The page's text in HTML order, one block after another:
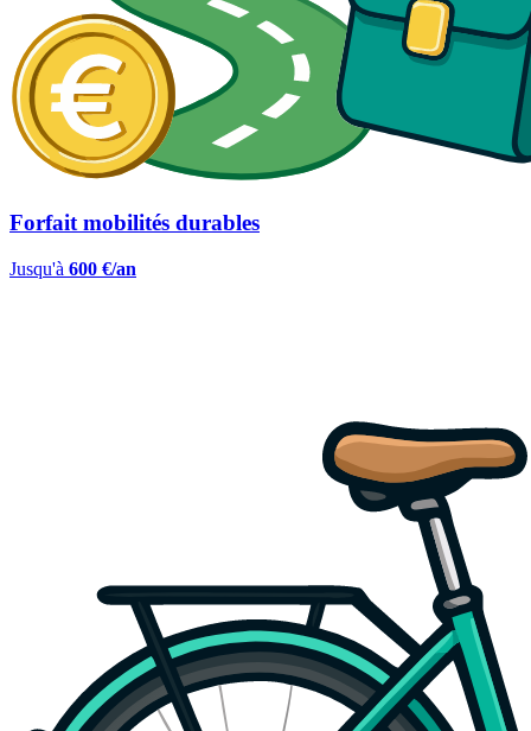
Forfait mobilités durables
Jusqu'à 600 €/an